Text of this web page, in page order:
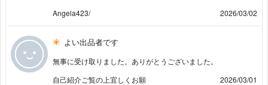
Angela423/
2026/03/02
よい出品者です
無事に受け取りました。ありがとうございました。
自己紹介ご覧の上宜しくお願
2026/03/01